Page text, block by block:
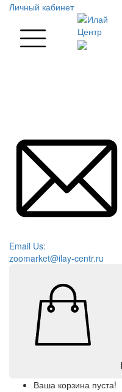
Личный кабинет
Email Us:
zoomarket@ilay-centr.ru
Ваша корзина пуста!